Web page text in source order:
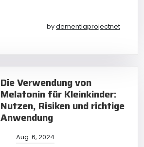
bydementiaprojectnet
Die Verwendung von
Melatonin für Kleinkinder:
Nutzen, Risiken und richtige
Anwendung
Aug. 6, 2024